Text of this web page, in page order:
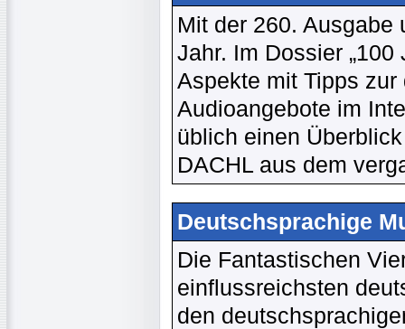
Mit der 260. Ausgabe
Jahr. Im Dossier
Aspekte mit Tipps
Audioangebote im
üblich einen
DACHL aus dem
Deutschsprachige
Die Fantastischen
einflussreichsten
den